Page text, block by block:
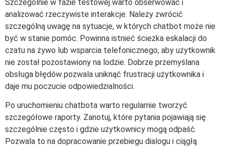
Szczególnie w fazie testowej warto obserwować i
analizować rzeczywiste interakcje. Należy zwrócić
szczególną uwagę na sytuacje, w których chatbot może nie
być w stanie pomóc. Powinna istnieć ścieżka eskalacji do
czatu na żywo lub wsparcia telefonicznego, aby użytkownik
nie został pozostawiony na lodzie. Dobrze przemyślana
obsługa błędów pozwala uniknąć frustracji użytkownika i
daje mu poczucie odpowiedzialności.
Po uruchomieniu chatbota warto regularnie tworzyć
szczegółowe raporty. Zanotuj, które pytania pojawiają się
szczególnie często i gdzie użytkownicy mogą odpaść.
Pozwala to na dopracowanie przebiegu dialogu i ciągłą